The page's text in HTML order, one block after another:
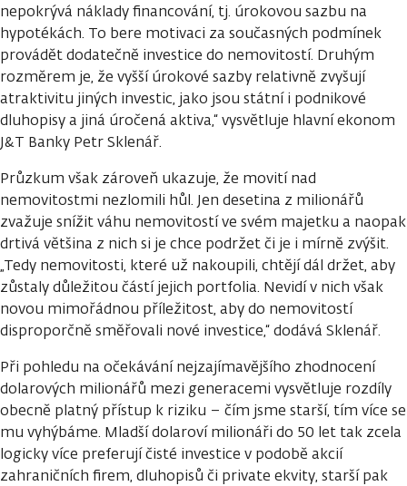
nepokrývá náklady financování, tj. úrokovou sazbu na
hypotékách. To bere motivaci za současných podmínek
provádět dodatečně investice do nemovitostí. Druhým
rozměrem je, že vyšší úrokové sazby relativně zvyšují
atraktivitu jiných investic, jako jsou státní i podnikové
dluhopisy a jiná úročená aktiva,“ vysvětluje hlavní ekonom
J&T Banky Petr Sklenář.
Průzkum však zároveň ukazuje, že movití nad
nemovitostmi nezlomili hůl. Jen desetina z milionářů
zvažuje snížit váhu nemovitostí ve svém majetku a naopak
drtivá většina z nich si je chce podržet či je i mírně zvýšit.
„Tedy nemovitosti, které už nakoupili, chtějí dál držet, aby
zůstaly důležitou částí jejich portfolia. Nevidí v nich však
novou mimořádnou příležitost, aby do nemovitostí
disproporčně směřovali nové investice,“ dodává Sklenář.
Při pohledu na očekávání nejzajímavějšího zhodnocení
dolarových milionářů mezi generacemi vysvětluje rozdíly
obecně platný přístup k riziku – čím jsme starší, tím více se
mu vyhýbáme. Mladší dolaroví milionáři do 50 let tak zcela
logicky více preferují čisté investice v podobě akcií
zahraničních firem, dluhopisů či private ekvity, starší pak